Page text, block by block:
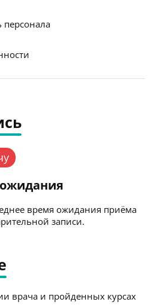
персонала
время ожидания приёма
записи.
врача и пройденных курсах